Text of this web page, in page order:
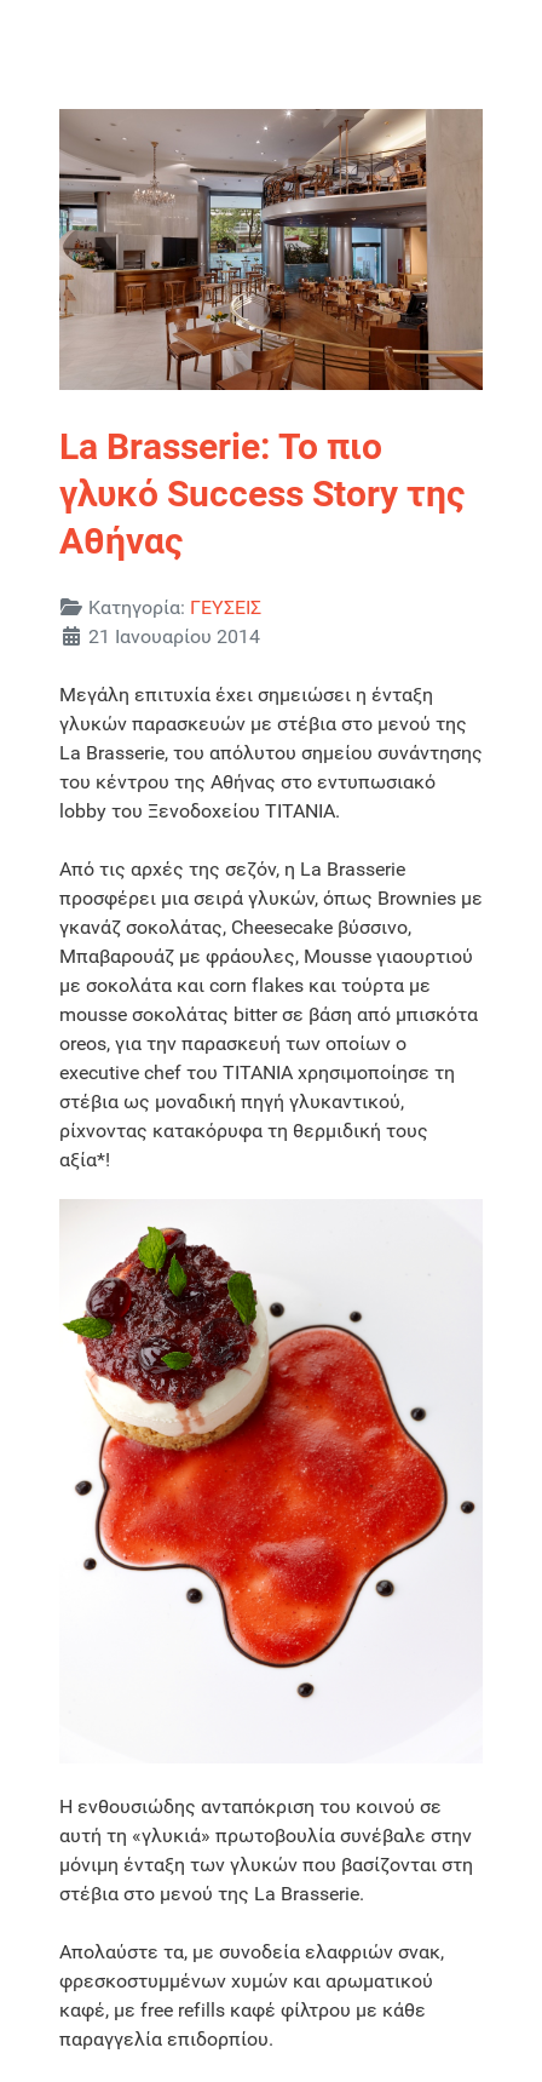
La Brasserie: Το πιο
γλυκό Success Story της
Αθήνας
Λεπτομέρειες
Κατηγορία: ΓΕΥΣΕΙΣ
21 Ιανουαρίου 2014
Μεγάλη επιτυχία έχει σημειώσει η ένταξη
γλυκών παρασκευών με στέβια στο μενού της
La Brasserie, του απόλυτου σημείου συνάντησης
του κέντρου της Αθήνας στο εντυπωσιακό
lobby του Ξενοδοχείου ΤΙΤΑΝΙΑ.
Από τις αρχές της σεζόν, η La Brasserie
προσφέρει μια σειρά γλυκών, όπως Brownies με
γκανάζ σοκολάτας, Cheesecake βύσσινο,
Μπαβαρουάζ με φράουλες, Mousse γιαουρτιού
με σοκολάτα και corn flakes και τούρτα με
mousse σοκολάτας bitter σε βάση από μπισκότα
oreos, για την παρασκευή των οποίων ο
executive chef του ΤΙΤΑΝΙΑ χρησιμοποίησε τη
στέβια ως μοναδική πηγή γλυκαντικού,
ρίχνοντας κατακόρυφα τη θερμιδική τους
αξία*!
Η ενθουσιώδης ανταπόκριση του κοινού σε
αυτή τη «γλυκιά» πρωτοβουλία συνέβαλε στην
μόνιμη ένταξη των γλυκών που βασίζονται στη
στέβια στο μενού της La Brasserie.
Απολαύστε τα, με συνοδεία ελαφριών σνακ,
φρεσκοστυμμένων χυμών και αρωματικού
καφέ, με free refills καφέ φίλτρου με κάθε
παραγγελία επιδορπίου.